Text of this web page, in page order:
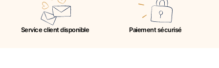
Service client disponible Paiement sécurisé